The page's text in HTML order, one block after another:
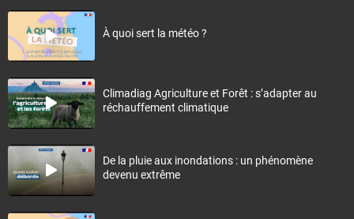
À quoi sert la météo ?
Climadiag Agriculture et Forêt : s’adapter au
réchauffement climatique
De la pluie aux inondations : un phénomène
devenu extrême